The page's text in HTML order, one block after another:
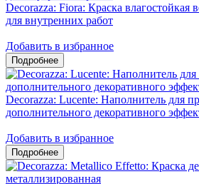
Decorazza: Fiora: Краска влагостойкая
для внутренних работ
Добавить в избранное
Decorazza: Lucente: Наполнитель для
дополнительного декоративного
Добавить в избранное